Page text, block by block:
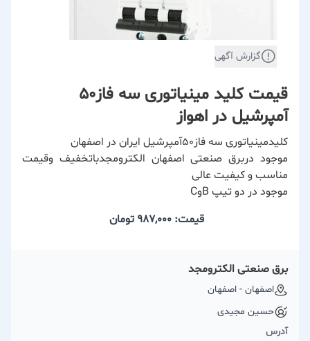
گزارش آگهی
قیمت کلید مینیاتوری سه فاز50
آمپرشیل در اهواز
کلیدمینیاتوری سه فاز50آمپرشیل ایران در اصفهان
موجود دربرق صنعتی اصفهان الکترومجدباتخفیف وقیمت
مناسب و کیفیت عالی
موجود در دو تیپ BوC
قیمت: 987,000
تومان
برق صنعتی الکترومجد
اصفهان - اصفهان
حسین مجیدی
آدرس